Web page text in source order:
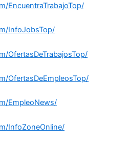
EncuentraTrabajoTop/
InfoJobsTop/
OfertasDeTrabajosTop/
OfertasDeEmpleosTop/
EmpleoNews/
InfoZoneOnline/